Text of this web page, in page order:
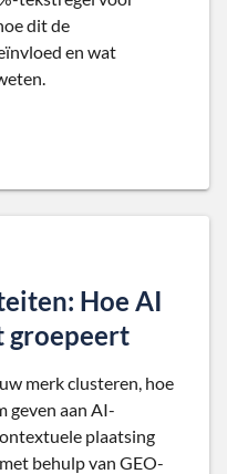
dit de
en wat
Hoe AI
groepeert
merk clusteren, hoe
geven aan AI-
plaatsing
behulp van GEO-